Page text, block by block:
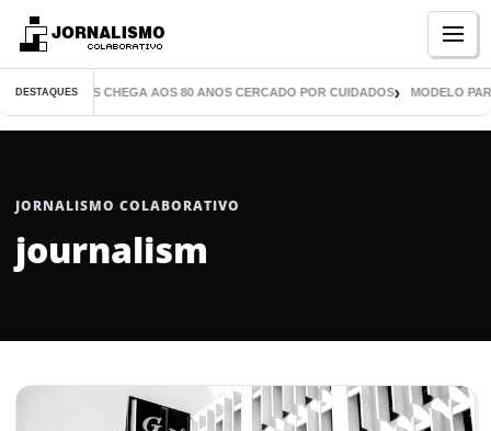
DESTAQUES
MIL LIVROS CHEGA AOS 80 ANOS CERCADO POR CUIDADOS MODELO
JORNALISMO COLABORATIVO
journalism